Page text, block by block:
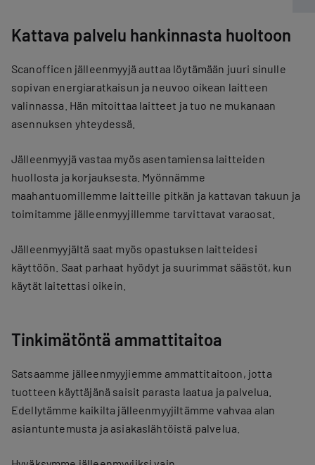
Kattava palvelu hankinnasta huoltoon
Scanofficen jälleenmyyjä auttaa löytämään juuri sinulle
sopivan energiaratkaisun ja neuvoo oikean laitteen
valinnassa. Hän mitoittaa laitteet ja tuo ne mukanaan
asennuksen yhteydessä.
Jälleenmyyjä vastaa myös asentamiensa laitteiden
huollosta ja korjauksesta. Myönnämme
maahantuomillemme laitteille pitkän ja kattavan takuun ja
toimitamme jälleenmyyjillemme tarvittavat varaosat.
Jälleenmyyjältä saat myös opastuksen laitteidesi
käyttöön. Saat parhaat hyödyt ja suurimmat säästöt, kun
käytät laitettasi oikein.
Tinkimätöntä ammattitaitoa
Satsaamme jälleenmyyjiemme ammattitaitoon, jotta
tuotteen käyttäjänä saisit parasta laatua ja palvelua.
Edellytämme kaikilta jälleenmyyjiltämme vahvaa alan
asiantuntemusta ja asiakaslähtöistä palvelua.